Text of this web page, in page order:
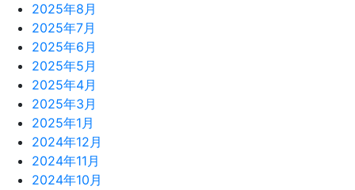
2025年8月
2025年7月
2025年6月
2025年5月
2025年4月
2025年3月
2025年1月
2024年12月
2024年11月
2024年10月